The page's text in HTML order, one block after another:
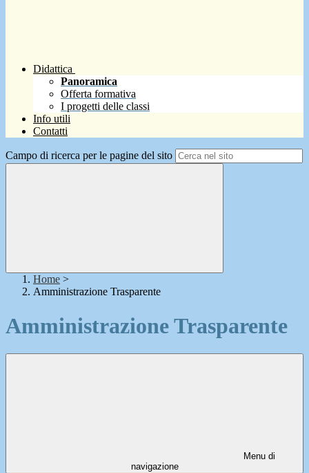
Didattica
Panoramica
Offerta formativa
I progetti delle classi
Info utili
Contatti
Campo di ricerca per le pagine del sito
Home >
Amministrazione Trasparente
Amministrazione Trasparente
Menu di
navigazione